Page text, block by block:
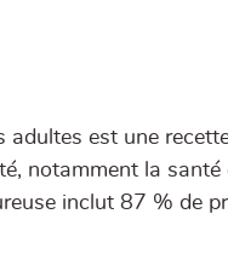
est une
notamment la
inclut 87 % de